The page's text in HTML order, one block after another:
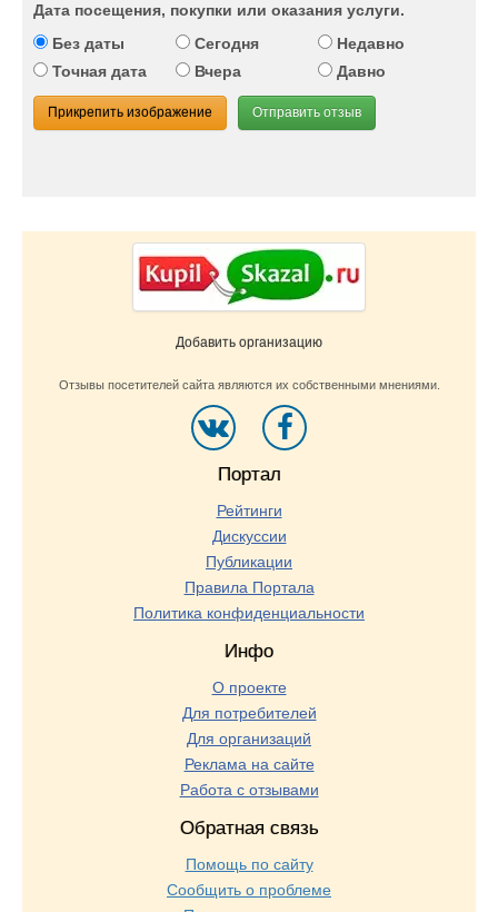
Дата посещения, покупки или оказания услуги.
Без даты
Сегодня
Недавно
Точная дата
Вчера Давно
Прикрепить изображение Отправить отзыв
Добавить организацию
Отзывы посетителей сайта являются их собственными мнениями.
Портал
Рейтинги
Дискуссии
Публикации
Правила Портала
Политика конфиденциальности
Инфо
О проекте
Для потребителей
Для организаций
Реклама на сайте
Работа с отзывами
Обратная связь
Помощь по сайту
Сообщить о проблеме